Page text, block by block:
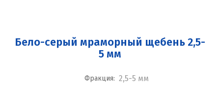
Бело-серый мраморный щебень 2,5-
5 мм
Фракция: 2,5-5 мм